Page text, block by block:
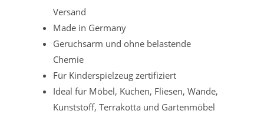
Versand
Made in Germany
Geruchsarm und ohne belastende
Chemie
Für Kinderspielzeug zertifiziert
Ideal für Möbel, Küchen, Fliesen, Wände,
Kunststoff, Terrakotta und Gartenmöbel